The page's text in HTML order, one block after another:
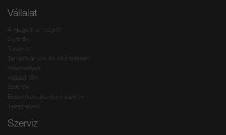
Vállalat
A Hagleitner cégről
Gyártás
Történet
Tanúsítványok és kitűntetések
Vélemények
Vállalati film
Szállítók
Export/kereskedelmi partner
Telephelyek
Szerviz